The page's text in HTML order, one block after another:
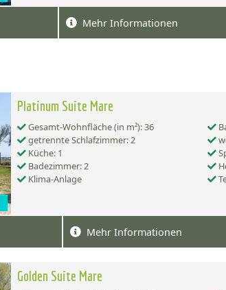
Mehr Informationen
Platinum Suite Mare
Gesamt-Wohnfläche (in m²): 36
getrennte Schlafzimmer: 2
Küche: 1
Badezimmer: 2
Klima-Anlage
Mehr Informationen
Golden Suite Mare